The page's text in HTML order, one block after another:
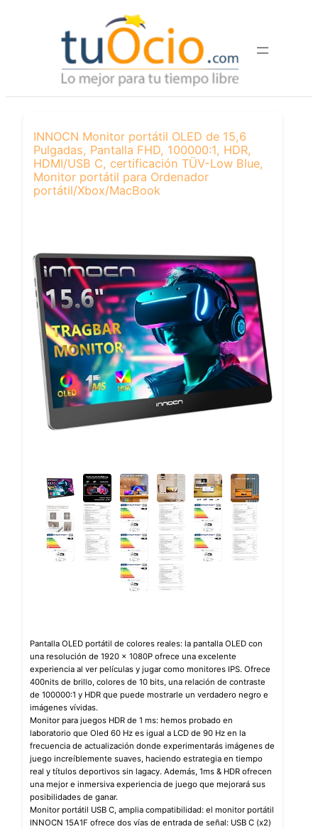
INNOCN Monitor portátil OLED de 15,6
Pulgadas, Pantalla FHD, 100000:1, HDR,
HDMI/USB C, certificación TÜV-Low Blue,
Monitor portátil para Ordenador
portátil/Xbox/MacBook
Pantalla OLED portátil de colores reales: la pantalla OLED con
una resolución de 1920 x 1080P ofrece una excelente
experiencia al ver películas y jugar como monitores IPS. Ofrece
400nits de brillo, colores de 10 bits, una relación de contraste
de 100000:1 y HDR que puede mostrarle un verdadero negro e
imágenes vívidas.
Monitor para juegos HDR de 1 ms: hemos probado en
laboratorio que Oled 60 Hz es igual a LCD de 90 Hz en la
frecuencia de actualización donde experimentarás imágenes de
juego increíblemente suaves, haciendo estrategia en tiempo
real y títulos deportivos sin lagacy. Además, 1ms & HDR ofrecen
una mejor e inmersiva experiencia de juego que mejorará sus
posibilidades de ganar.
Monitor portátil USB C, amplia compatibilidad: el monitor portátil
INNOCN 15A1F ofrece dos vías de entrada de señal: USB C (x2)